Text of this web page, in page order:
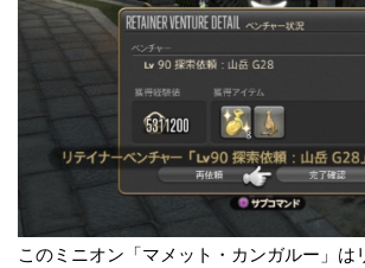
このミニオン「マメット・カンガルー」は